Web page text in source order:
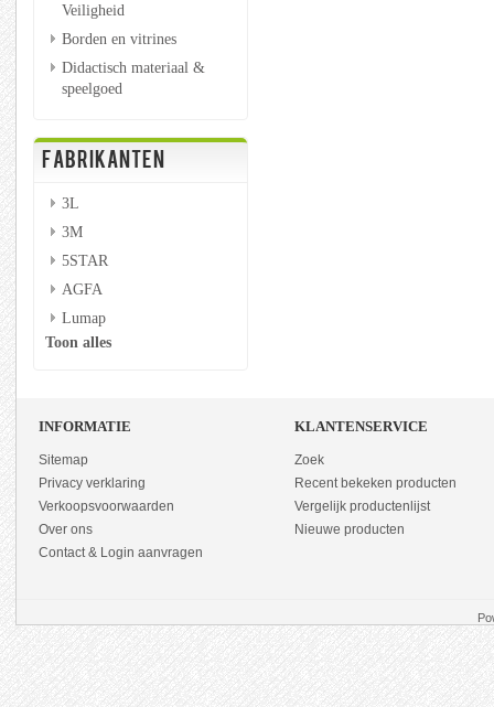
Veiligheid
Borden en vitrines
Didactisch materiaal &
speelgoed
FABRIKANTEN
3L
3M
5STAR
AGFA
Lumap
Toon alles
INFORMATIE
Sitemap
Privacy verklaring
Verkoopsvoorwaarden
Over ons
Contact & Login aanvragen
KLANTENSERVICE
Zoek
Recent bekeken producten
Vergelijk productenlijst
Nieuwe producten